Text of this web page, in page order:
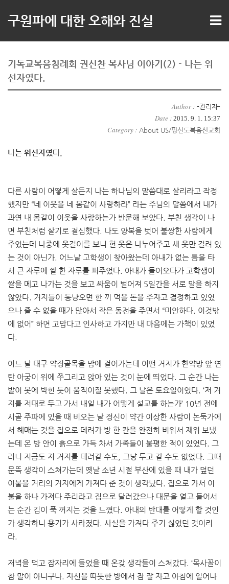
구원파에 대한 오해와 진실
기독교복음침례회 권신찬 목사님 이야기(2) - 나는 위
선자였다.
Author : -관리자-
Date : 2015. 9. 1. 15:37
Category : About US/평신도복음선교회
나는 위선자였다.
다른 사람이 어떻게 살든지 나는 하나님의 말씀대로 살리라고 작정
했지만 “네 이웃을 네 몸같이 사랑하라” 라는 주님의 말씀에서 내가
과연 내 몸같이 이웃을 사랑하는가 반문해 보았다. 부친 생각이 나
면 부친처럼 살기로 결심했다. 나도 양복을 벗어 불쌍한 사람에게
주었는데 나중에 옷걸이를 보니 헌 옷은 나누어주고 새 옷만 걸려 있
는 것이 아닌가. 어느날 고학생이 찾아왔는데 아내가 없는 틈을 타
서 큰 자루에 쌀 한 자루를 퍼주었다. 아내가 들어오다가 고학생이
쌀을 메고 나가는 것을 보고 싸움이 벌어져 5일간을 서로 말을 하지
않았다. 거지들이 동냥오면 한 끼 먹을 돈을 주자고 결정하고 있었
으나 줄 수 없을 때가 많아서 작은 동전을 주면서 “미안하다. 이것밖
에 없어” 하면 고맙다고 인사하고 가지만 내 마음에는 가책이 있었
다.
어느 날 대구 약정골목을 밤에 걸어가는데 어떤 거지가 한약방 앞 연
탄 아궁이 위에 쭈그리고 앉아 있는 것이 눈에 띄었다. 그 순간 나는
발이 못에 박힌 듯이 움직이질 못했다. 그 날은 토요일이었다. ‘저 거
지를 저대로 두고 가서 내일 내가 어떻게 설교를 하는가’ 10년 전에
시골 주파에 있을 때 비오는 날 정신이 약간 이상한 사람이 논둑가에
서 헤매는 것을 집으로 데려가 방 한 칸을 완전히 비워서 재워 보냈
는데 온 방 안이 흙으로 가득 차서 가족들이 불평한 적이 있었다. 그
러니 지금도 저 거지를 데려갈 수도, 그냥 두고 갈 수도 없었다. 그때
문뜩 생각이 스쳐가는데 옛날 소년 시절 부산에 있을 때 내가 덮던
이불을 거리의 거지에게 가져다 준 것이 생각났다. 집으로 가서 이
불을 하나 가져다 주리라고 집으로 달려갔으나 대문을 열고 들어서
는 순간 김이 푹 꺼지는 것을 느꼈다. 아내의 반대를 어떻게 할 것인
가 생각하니 용기가 사라졌다. 사실을 가져다 주기 싫었던 것이리
라.
저녁을 먹고 잠자리에 들었을 때 온갖 생각들이 스쳐갔다. ‘목사꼴이
참 말이 아니구나. 자신을 따뜻한 방에서 잠 잘 자고 아침에 일어나